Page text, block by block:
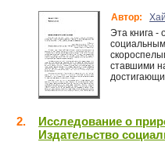
Автор:
Эта книга -
ставшими
2.
Исследование о
Издательство